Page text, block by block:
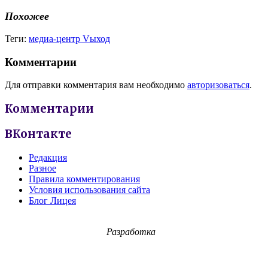
Похожее
Теги: медиа-центр Vыход
Комментарии
Для отправки комментария вам необходимо авторизоваться.
Комментарии
ВКонтакте
Редакция
Разное
Правила комментирования
Условия использования сайта
Блог Лицея
Разработка